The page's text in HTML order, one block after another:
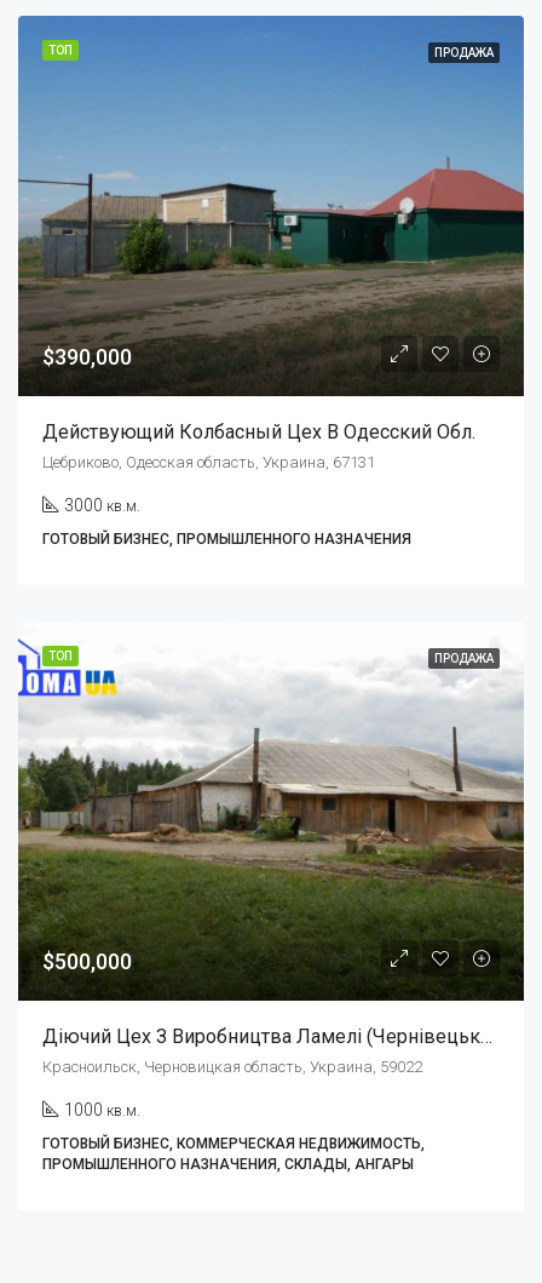
ТОП ПРОДАЖА
$390,000
Действующий Колбасный Цех В Одесский Обл.
Цебриково, Одесская область, Украина, 67131
3000 кв.м.
ГОТОВЫЙ БИЗНЕС, ПРОМЫШЛЕННОГО НАЗНАЧЕНИЯ
ТОП ПРОДАЖА
$500,000
Діючий Цех З Виробництва Ламелі (Чернівецька Обл. Смт.Красноїльськ)
Красноильск, Черновицкая область, Украина, 59022
1000 кв.м.
ГОТОВЫЙ БИЗНЕС, КОММЕРЧЕСКАЯ НЕДВИЖИМОСТЬ,
ПРОМЫШЛЕННОГО НАЗНАЧЕНИЯ, СКЛАДЫ, АНГАРЫ